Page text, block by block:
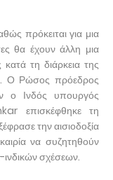
πρόκειται για μια
θα έχουν άλλη μια
τη διάρκεια της
Ο Ρώσος πρόεδρος
ο Ινδός υπουργός
επισκέφθηκε τη
την αισιοδοξία
να συζητηθούν
σχέσεων.